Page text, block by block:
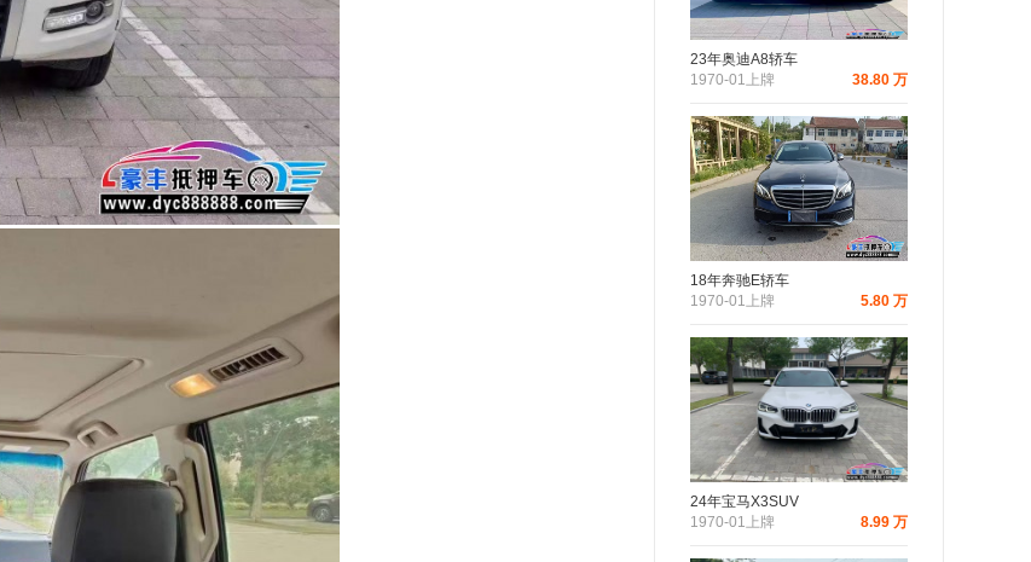
23年奥迪A8轿车
1970-01上牌
38.80 万
18年奔驰E轿车
1970-01上牌
5.80 万
24年宝马X3SUV
1970-01上牌
8.99 万